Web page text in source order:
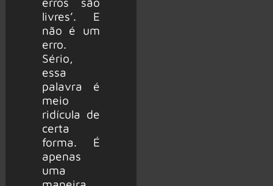
livres’. E
não é um
erro.
Sério,
essa
palavra é
meio
ridícula de
certa
forma. É
apenas
uma